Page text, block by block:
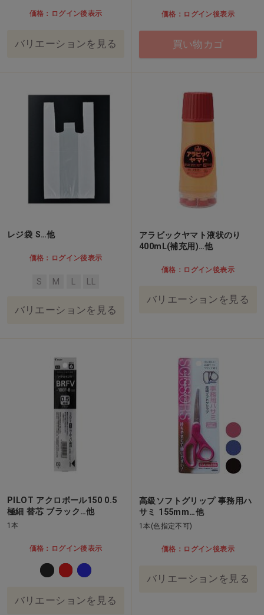
価格：ログイン後表示
バリエーションを見る
価格：ログイン後表示
買い物カゴ
レジ袋 S…他
価格：ログイン後表示
S M L LL
バリエーションを見る
アラビックヤマト液状のり
400mL(補充用)…他
価格：ログイン後表示
バリエーションを見る
PILOT アクロボール150 0.5
極細 替芯 ブラック…他
1本
価格：ログイン後表示
バリエーションを見る
高級ソフトグリップ 事務用ハ
サミ 155mm…他
1本(色指定不可)
価格：ログイン後表示
バリエーションを見る